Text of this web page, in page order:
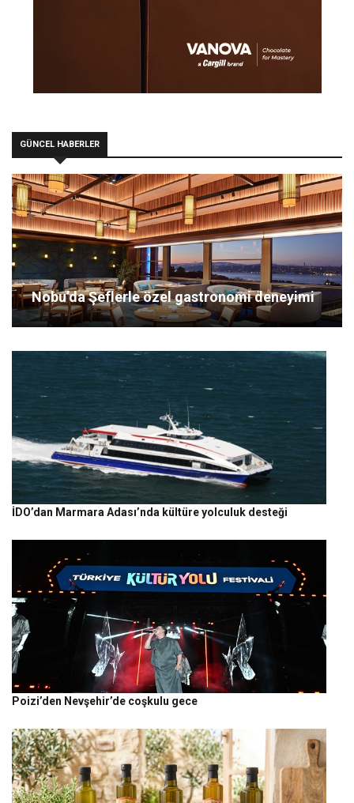
GÜNCEL HABERLER
Nobu’da Şeflerle özel gastronomi deneyimi
İDO’dan Marmara Adası’nda kültüre yolculuk desteği
Poizi’den Nevşehir’de coşkulu gece